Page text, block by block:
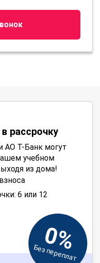
рассрочку
АО Т-Банк могут
учебном
из дома!
6 или 12
0%
Без переплат